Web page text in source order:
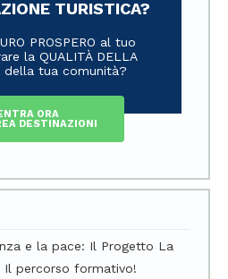
TURISTICA?
PROSPERO al tuo
la QUALITÀ DELLA
della tua comunità?
ORA
DESTINAZIONI
e la pace: Il Progetto La
Il percorso formativo!